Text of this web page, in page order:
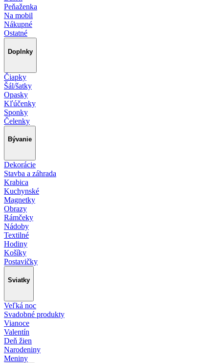
Peňaženka
Na mobil
Nákupné
Ostatné
Doplnky
Čiapky
Šál/šatky
Opasky
Kľúčenky
Sponky
Čelenky
Bývanie
Dekorácie
Stavba a záhrada
Krabica
Kuchynské
Magnetky
Obrazy
Rámčeky
Nádoby
Textilné
Hodiny
Košíky
Postavičky
Sviatky
Veľká noc
Svadobné produkty
Vianoce
Valentín
Deň žien
Narodeniny
Meniny